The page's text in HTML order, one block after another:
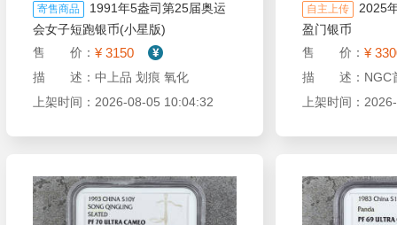
寄售商品
1991年5盎司第25届奥运
会女子短跑银币(小星版)
售 价： ¥ 3150
描 述：中上品 划痕 氧化
上架时间：2026-08-05 10:04:32
自主上传
2025
盈门银币
售 价： ¥
上架时间：